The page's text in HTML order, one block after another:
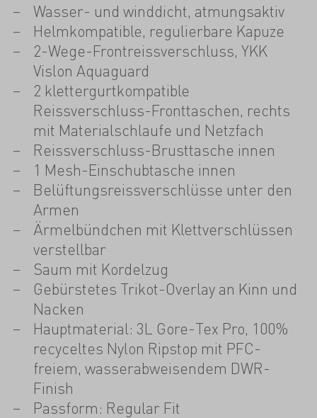
Wasser- und winddicht, atmungsaktiv
Helmkompatible, regulierbare Kapuze
2-Wege-Frontreissverschluss, YKK
Vislon Aquaguard
2 klettergurtkompatible
Reissverschluss-Fronttaschen, rechts
mit Materialschlaufe und Netzfach
Reissverschluss-Brusttasche innen
1 Mesh-Einschubtasche innen
Belüftungsreissverschlüsse unter den
Armen
Ärmelbündchen mit Klettverschlüssen
verstellbar
Saum mit Kordelzug
Gebürstetes Trikot-Overlay an Kinn und
Nacken
Hauptmaterial: 3L Gore-Tex Pro, 100%
recyceltes Nylon Ripstop mit PFC-
freiem, wasserabweisendem DWR-
Finish
Passform: Regular Fit